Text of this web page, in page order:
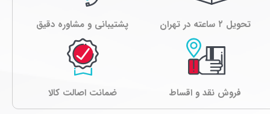
تحویل ۲ ساعته در تهران پشتیبانی و مشاوره دقیق
فروش نقد و اقساط ﺿﻤﺎﻧﺖ اصالت کالا